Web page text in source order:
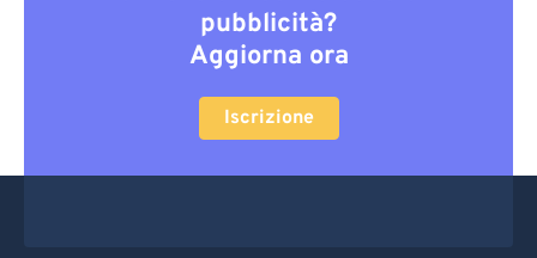
pubblicità?
Aggiorna ora
Iscrizione